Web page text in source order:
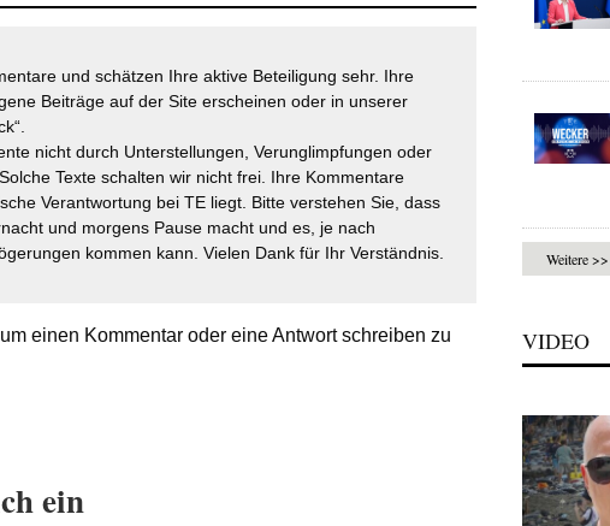
und schätzen Ihre aktive Beteiligung sehr. Ihre
Beiträge auf der Site erscheinen oder in unserer
nicht durch Unterstellungen, Verunglimpfungen oder
Texte schalten wir nicht frei. Ihre Kommentare
Verantwortung bei TE liegt. Bitte verstehen Sie, dass
und morgens Pause macht und es, je nach
kommen kann. Vielen Dank für Ihr Verständnis.
einen Kommentar oder eine Antwort schreiben zu
ein
Weitere >>
VIDEO